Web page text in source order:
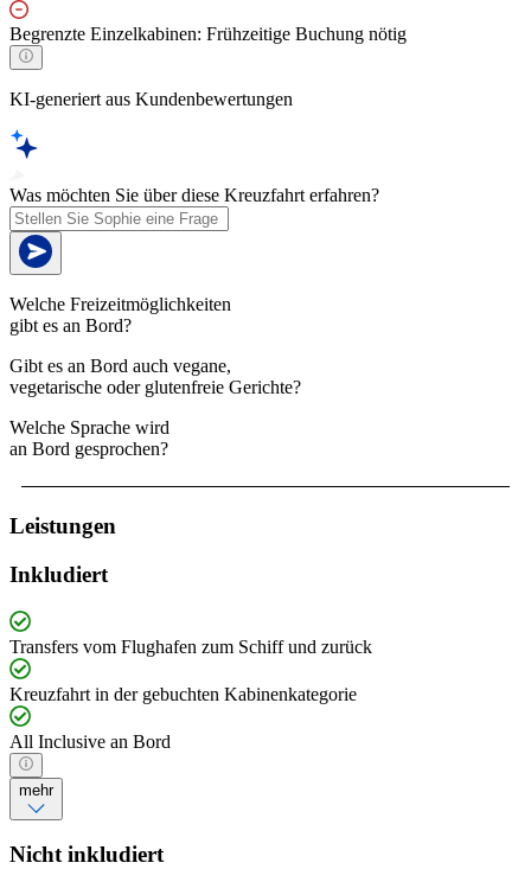
Begrenzte Einzelkabinen: Frühzeitige Buchung nötig
KI-generiert aus Kundenbewertungen
Was möchten Sie über diese Kreuzfahrt erfahren?
Welche Freizeitmöglichkeiten
gibt es an Bord?
Gibt es an Bord auch vegane,
vegetarische oder glutenfreie Gerichte?
Welche Sprache wird
an Bord gesprochen?
Leistungen
Inkludiert
Transfers vom Flughafen zum Schiff und zurück
Kreuzfahrt in der gebuchten Kabinenkategorie
All Inclusive an Bord
mehr
Nicht inkludiert